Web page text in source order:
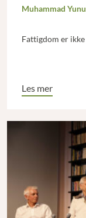
Muhammad
Fattigdom er
Les mer